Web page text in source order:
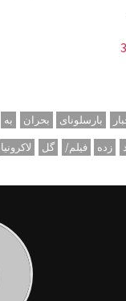
بارسلونای بحران به
زده فیلم/ گل لاکرونیا